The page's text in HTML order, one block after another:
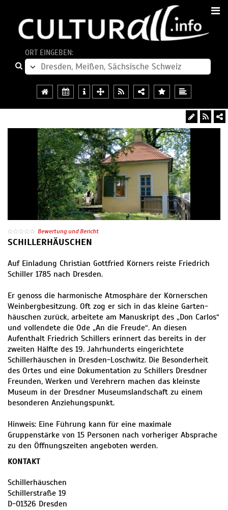
ORT EINGEBEN:
Bewertung und Bericht
SCHILLERHÄUSCHEN
Auf Einladung Christian Gottfried Körners reiste Friedrich
Schiller 1785 nach Dresden.
Er genoss die harmonische Atmosphäre der Körnerschen
Weinberg­besitzung. Oft zog er sich in das kleine Garten­
häuschen zurück, arbeitete am Manuskript des „Don Carlos“
und vollendete die Ode „An die Freude“. An diesen
Aufenthalt Friedrich Schillers erinnert das bereits in der
zweiten Hälfte des 19. Jahrhunderts eingerichtete
Schillerhäuschen in Dresden-Loschwitz. Die Besonderheit
des Ortes und eine Dokumentation zu Schillers Dresdner
Freunden, Werken und Verehrern machen das kleinste
Museum in der Dresdner Museumslandschaft zu einem
besonderen Anziehungspunkt.
Hinweis: Eine Führung kann für eine maximale
Gruppenstärke von 15 Personen nach vorheriger Absprache
zu den Öffnungszeiten angeboten werden.
KONTAKT
Schillerhäuschen
Schillerstraße 19
D-01326 Dresden